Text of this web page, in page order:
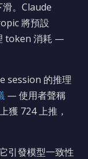
滑。Claude
將預設
token 消耗 —
session 的推理
— 使用者聲稱
獲 724 上推，
引發模型一致性